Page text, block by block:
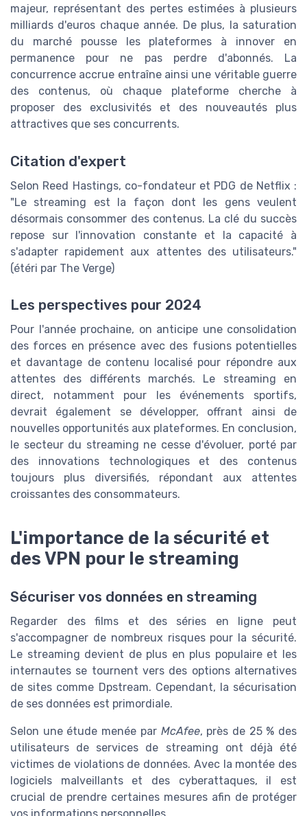
majeur, représentant des pertes estimées à plusieurs
milliards d'euros chaque année. De plus, la saturation
du marché pousse les plateformes à innover en
permanence pour ne pas perdre d'abonnés. La
concurrence accrue entraîne ainsi une véritable guerre
des contenus, où chaque plateforme cherche à
proposer des exclusivités et des nouveautés plus
attractives que ses concurrents.
Citation d'expert
Selon Reed Hastings, co-fondateur et PDG de Netflix :
"Le streaming est la façon dont les gens veulent
désormais consommer des contenus. La clé du succès
repose sur l'innovation constante et la capacité à
s'adapter rapidement aux attentes des utilisateurs."
(étéri par The Verge)
Les perspectives pour 2024
Pour l'année prochaine, on anticipe une consolidation
des forces en présence avec des fusions potentielles
et davantage de contenu localisé pour répondre aux
attentes des différents marchés. Le streaming en
direct, notamment pour les événements sportifs,
devrait également se développer, offrant ainsi de
nouvelles opportunités aux plateformes. En conclusion,
le secteur du streaming ne cesse d'évoluer, porté par
des innovations technologiques et des contenus
toujours plus diversifiés, répondant aux attentes
croissantes des consommateurs.
L'importance de la sécurité et
des VPN pour le streaming
Sécuriser vos données en streaming
Regarder des films et des séries en ligne peut
s'accompagner de nombreux risques pour la sécurité.
Le streaming devient de plus en plus populaire et les
internautes se tournent vers des options alternatives
de sites comme Dpstream. Cependant, la sécurisation
de ses données est primordiale.
Selon une étude menée par McAfee, près de 25 % des
utilisateurs de services de streaming ont déjà été
victimes de violations de données. Avec la montée des
logiciels malveillants et des cyberattaques, il est
crucial de prendre certaines mesures afin de protéger
vos informations personnelles.